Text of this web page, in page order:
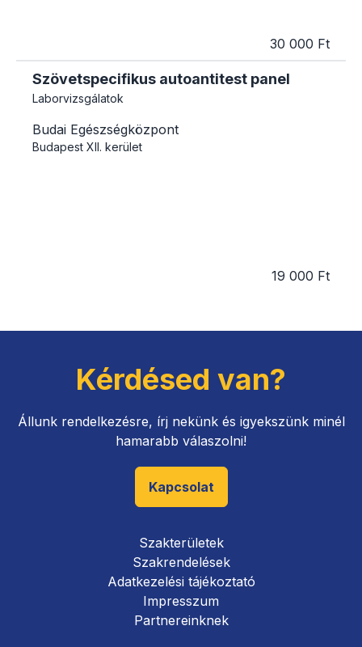
30 000 Ft
Szövetspecifikus autoantitest panel
Laborvizsgálatok
Budai Egészségközpont
Budapest XII. kerület
19 000 Ft
Kérdésed van?
Állunk rendelkezésre, írj nekünk és igyekszünk minél
hamarabb válaszolni!
Kapcsolat
Szakterületek
Szakrendelések
Adatkezelési tájékoztató
Impresszum
Partnereinknek